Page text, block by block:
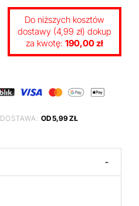
Do niższych kosztów
dostawy (4,99 zł) dokup
za kwotę: 190,00 zł
DOSTAWA: OD 5,99 ZŁ
-